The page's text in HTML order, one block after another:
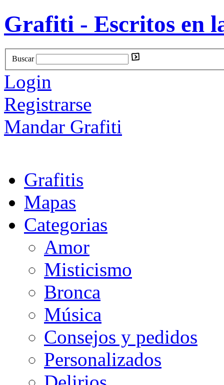
Grafiti - Escritos en
Buscar
Login
Registrarse
Mandar Grafiti
Grafitis
Mapas
Categorias
Amor
Misticismo
Bronca
Música
Consejos y pedidos
Personalizados